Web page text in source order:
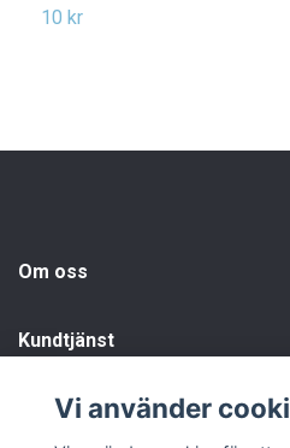
10 kr
Om oss
Kundtjänst
Vi använder